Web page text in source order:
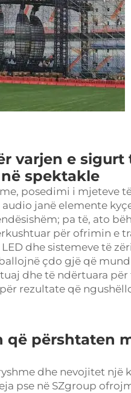
varjen e sigurt
spektakle
posedimi i mjeteve
janë elemente
pa të, ato
për ofrimin e
dhe sistemeve të
çdo gjë që
dhe të ndërtuara
rezultate që
që përshtaten
dhe nevojitet
pse në SZgroup